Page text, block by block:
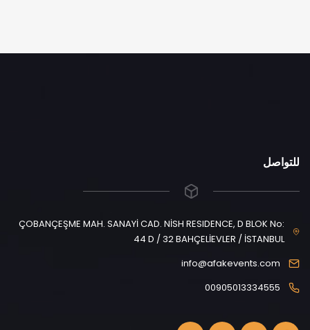
للتواصل
ÇOBANÇEŞME MAH. SANAYİ CAD. NİSH RESIDENCE, D BLOK No:
44 D / 32 BAHÇELİEVLER / İSTANBUL
info@afakevents.com
00905013334555